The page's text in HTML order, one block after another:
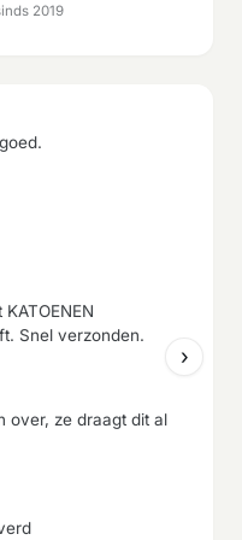
2019
Snel verzonden.
over, ze draagt dit al
›